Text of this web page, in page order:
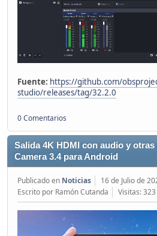
Fuente: https://github.com/
studio/releases/tag/32.2.0
0 Comentarios
Salida 4K HDMI con audio y
Camera 3.4 para Android
Publicado en Noticias
16 de Julio de
Escrito por Ramón Cutanda
Visitas: 323